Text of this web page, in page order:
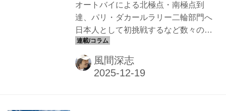
オートバイによる北極点・南極点到
達、パリ・ダカールラリー二輪部門へ
日本人として初挑戦するなど数々の偉
業を達成してきた風間深志氏が、モン
ゴルへツーリングの旅に出る。ついに
迎えた最終日。7日間かけて巡ったモン
風間深志